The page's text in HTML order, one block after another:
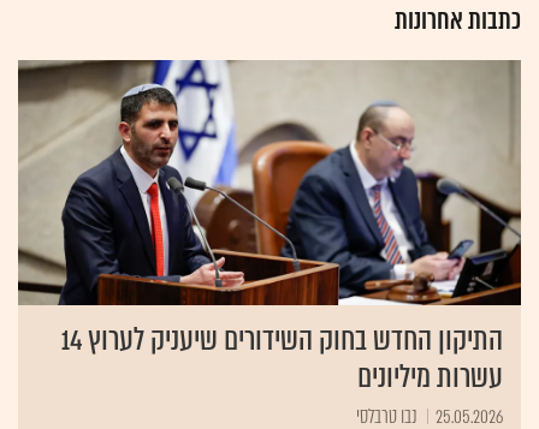
כתבות אחרונות
התיקון החדש בחוק השידורים שיעניק לערוץ 14
עשרות מיליונים
25.05.2026 נבו טרבלסי